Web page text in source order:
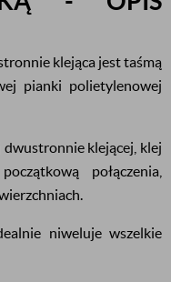
klejąca jest taśmą
pianki polietylenowej
klejącej, klej
połączenia,
niweluje wszelkie